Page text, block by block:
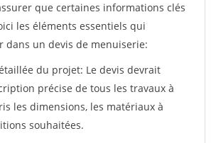
que certaines informations clés
les éléments essentiels qui
dans un devis de menuiserie:
du projet: Le devis devrait
précise de tous les travaux à
les dimensions, les matériaux à
souhaitées.